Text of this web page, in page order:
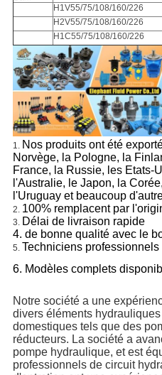
H1V55/75/108/160/226
H2V55/75/108/160/226
H1C55/75/108/160/226
1. Nos produits ont été
Norvège, la Pologne, la
France, la Russie, les Etats-
l'Australie, le Japon, la
l'Uruguay et beaucoup
2. 100% remplacent par
3. Délai de livraison rapide
4. de bonne qualité avec le
5. Techniciens
6. Modèles complets
Notre société a une
divers éléments
domestiques tels que des
réducteurs. La société a
pompe hydraulique, et est
professionnels de circuit